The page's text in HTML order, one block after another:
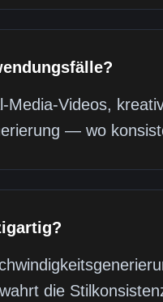
Media-Videos,
— wo
die